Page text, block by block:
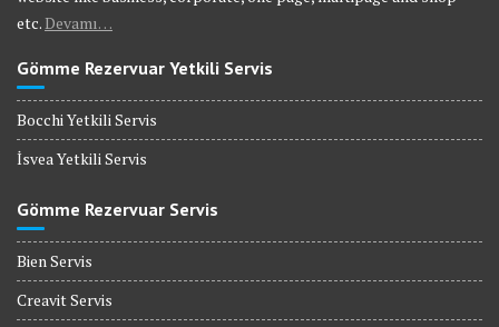
etc.Devamı…
Gömme Rezervuar Yetkili Servis
Bocchi Yetkili Servis
İsvea Yetkili Servis
Gömme Rezervuar Servis
Bien Servis
Creavit Servis